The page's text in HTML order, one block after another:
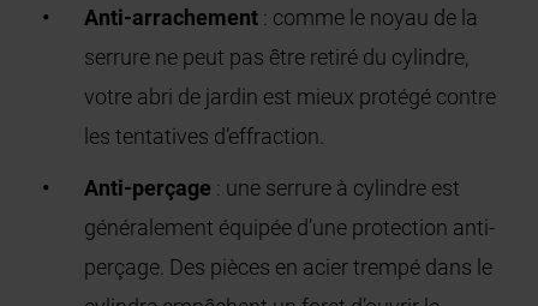
Anti-arrachement : comme le noyau de la
serrure ne peut pas être retiré du cylindre,
votre abri de jardin est mieux protégé contre
les tentatives d’effraction.
Anti-perçage : une serrure à cylindre est
généralement équipée d’une protection anti-
perçage. Des pièces en acier trempé dans le